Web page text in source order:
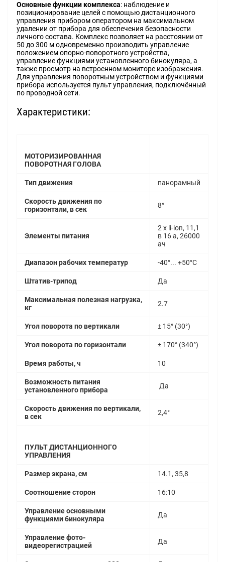
Основные функции комплекса: наблюдение и
позиционирование целей с помощью дистанционного
управления прибором оператором на максимальном
удалении от прибора для обеспечения безопасности
личного состава. Комплекс позволяет на расстоянии от
50 до 300 м одновременно производить управление
положением опорно-поворотного устройства,
управление функциями установленного бинокуляра, а
также просмотр на встроенном мониторе изображения.
Для управления поворотным устройством и функциями
прибора используется пульт управления, подключённый
по проводной сети.
Характеристики:
МОТОРИЗИРОВАННАЯ
ПОВОРОТНАЯ ГОЛОВА
Тип движения панорамный
Скорость движения по
горизонтали, в сек
8°
Элементы питания
2 х li-ion, 11,1
в 16 а, 26000
ач
Диапазон рабочих температур -40°... +50°С
Штатив-трипод Да
Максимальная полезная нагрузка,
кг
2.7
Угол поворота по вертикали ± 15° (30°)
Угол поворота по горизонтали ± 170° (340°)
Время работы, ч 10
Возможность питания
установленного прибора
Да
Скорость движения по вертикали,
в сек
2,4°
ПУЛЬТ ДИСТАНЦИОННОГО
УПРАВЛЕНИЯ
Размер экрана, см 14.1, 35,8
Соотношение сторон 16:10
Управление основными
функциями бинокуляра
Да
Управление фото-
видеорегистрацией
Да